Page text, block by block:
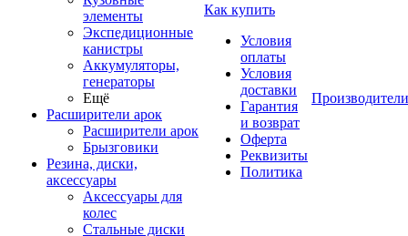
элементы
Экспедиционные
канистры
Аккумуляторы,
генераторы
Ещё
Расширители арок
Расширители арок
Брызговики
Резина, диски,
аксессуары
Аксессуары для
колес
Стальные диски
Как купить
Условия
оплаты
Условия
доставки
Гарантия
и возврат
Оферта
Реквизиты
Политика
Производители